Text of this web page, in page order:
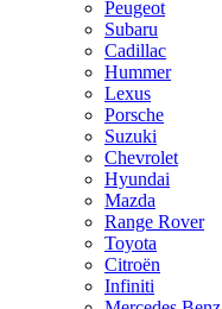
Peugeot
Subaru
Cadillac
Hummer
Lexus
Porsche
Suzuki
Chevrolet
Hyundai
Mazda
Range Rover
Toyota
Citroën
Infiniti